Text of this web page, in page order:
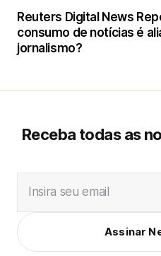
Reuters Digital News
consumo de notícias é
jornalismo?
Receba todas as
Insira seu email
Assinar